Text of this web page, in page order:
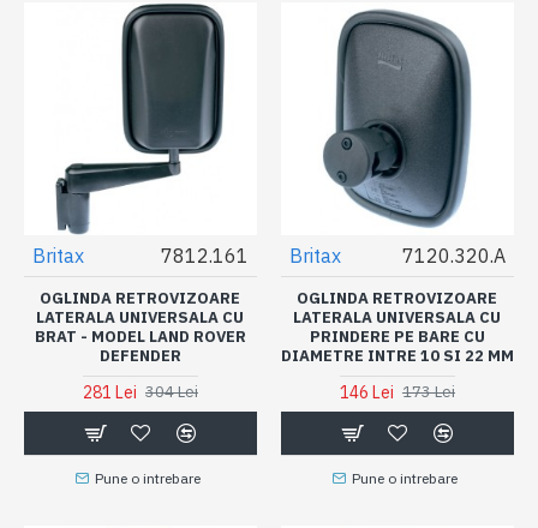
Britax 7812.161
OGLINDA RETROVIZOARE
LATERALA UNIVERSALA CU
BRAT - MODEL LAND ROVER
DEFENDER
281 Lei 304 Lei
Pune o intrebare
Britax 7120.320.A
OGLINDA RETROVIZOARE
LATERALA UNIVERSALA CU
PRINDERE PE BARE CU
DIAMETRE INTRE 10 SI 22 MM
146 Lei 173 Lei
Pune o intrebare